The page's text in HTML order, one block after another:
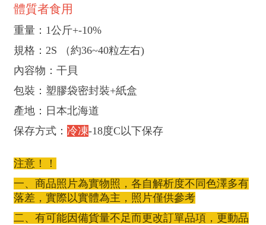
體質者食用
重量：1公斤+-10%
規格：2S （約36~40粒左右)
內容物：干貝
包裝：塑膠袋密封裝+紙盒
產地：日本北海道
保存方式： 冷凍-18度C以下保存
注意！！
一、商品照片為實物照，各自解析度不同色澤多有
落差，實際以實體為主，照片僅供參考
二、有可能因備貨量不足而更改訂單品項，更動品